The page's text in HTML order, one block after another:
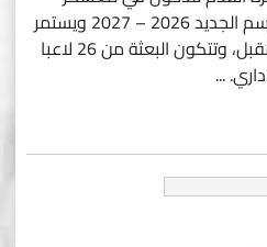
تدريبي خارجي استعدادا للموسم الجديد 2026 – 2027 ويستمر
حتى السابع من أغسطس المقبل، وتتكون البعثة من 26 لاعبا
...